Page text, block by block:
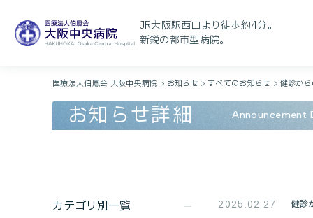
JR大阪駅西口より徒歩約4分。
新鋭の都市型病院。
医療法人伯鳳会 大阪中央病院 > お知らせ> すべてのお知らせ >健診か
お知らせ詳細 Announcement
カテゴリ別一覧 2025.02.27 健診